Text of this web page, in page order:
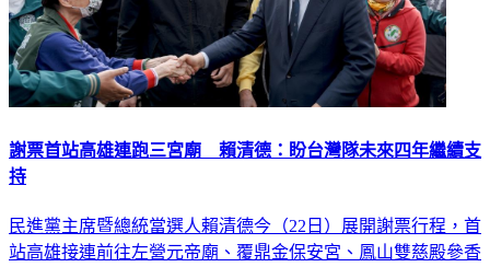
謝票首站高雄連跑三宮廟 賴清德：盼台灣隊未來四年繼續支
持
民進黨主席暨總統當選人賴清德今（22日）展開謝票行程，首
站高雄接連前往左營元帝廟、覆鼎金保安宮、鳳山雙慈殿參香